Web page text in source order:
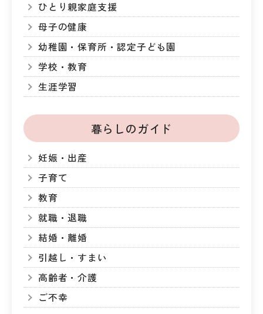
ひとり親家庭支援
母子の健康
幼稚園・保育所・認定子ども園
学校・教育
生涯学習
暮らしのガイド
妊娠・出産
子育て
教育
就職・退職
結婚・離婚
引越し・すまい
高齢者・介護
ご不幸